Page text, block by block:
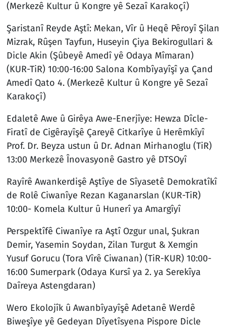
(Merkezê Kultur û Kongre yê Sezaî Karakoçî)
Şaristanî Reyde Aştî: Mekan, Vîr û Heqê Pêroyî Şilan
Mizrak, Rûşen Tayfun, Huseyin Çiya Bekirogullari &
Dicle Akin (Şûbeyê Amedî yê Odaya Mîmaran)
(KUR-TiR) 10:00-16:00 Salona Kombîyayîşî ya Çand
Amedî Qato 4. (Merkezê Kultur û Kongre yê Sezaî
Karakoçî)
Edaletê Awe û Girêya Awe-Enerjîye: Hewza Dîcle-
Firatî de Cigêrayîşê Çareyê Citkarîye û Herêmkîyî
Prof. Dr. Beyza ustun û Dr. Adnan Mirhanoglu (TiR)
13:00 Merkezê Înovasyonê Gastro yê DTSOyî
Rayîrê Awankerdişê Aştîye de Sîyasetê Demokratîkî
de Rolê Ciwanîye Rezan Kaganarslan (KUR-TiR)
10:00- Komela Kultur û Hunerî ya Amargîyî
Perspektîfê Ciwanîye ra Aştî Ozgur unal, Şukran
Demir, Yasemin Soydan, Zilan Turgut & Xemgin
Yusuf Gorucu (Tora Vîrê Ciwanan) (TiR-KUR) 10:00-
16:00 Sumerpark (Odaya Kursî ya 2. ya Serekîya
Daîreya Astengdaran)
Wero Ekolojîk û Awanbîyayîşê Adetanê Werdê
Biweşîye yê Gedeyan Dîyetîsyena Pispore Dicle